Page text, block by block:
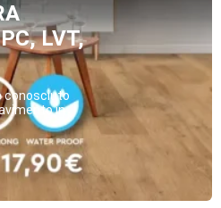
LVT,
conosciuto
in